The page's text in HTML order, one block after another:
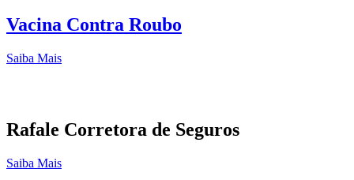
Vacina Contra Roubo
Saiba Mais
Rafale Corretora de Seguros
Saiba Mais